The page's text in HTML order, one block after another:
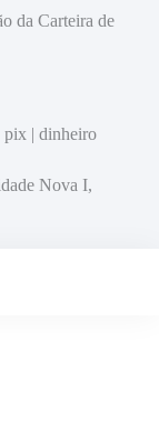
da Carteira de
pix | dinheiro
Nova I,